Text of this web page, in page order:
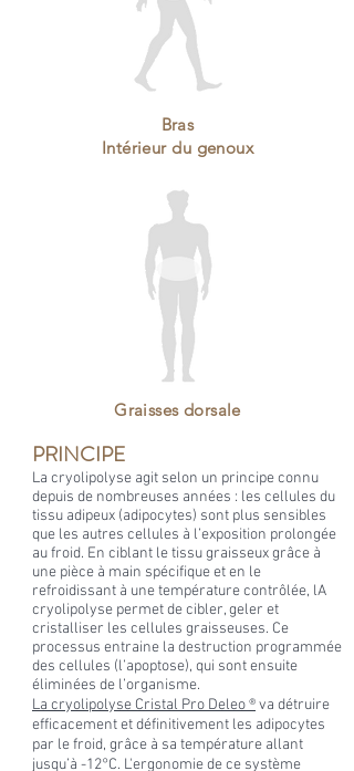
Bras
Intérieur du genoux
Graisses dorsale
PRINCIPE
La cryolipolyse agit selon un principe connu
depuis de nombreuses années : les cellules du
tissu adipeux (adipocytes) sont plus sensibles
que les autres cellules à l’exposition prolongée
au froid. En ciblant le tissu graisseux grâce à
une pièce à main spécifique et en le
refroidissant à unetempérature contrôlée, lA
cryolipolyse permet de cibler, geler et
cristalliser les cellules graisseuses. Ce
processus entraine la destruction programmée
des cellules (l’apoptose), qui sont ensuite
éliminées de l’organisme.
La cryolipolyse Cristal Pro Deleo ®va détruire
efficacement et définitivement les adipocytes
par le froid, grâce à sa température allant
jusqu’à -12°C. L'ergonomie de ce système